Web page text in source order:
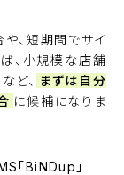
、短期間でサイ
、小規模な店舗
ど、 まずは自分
に候補になりま
「BiNDup」